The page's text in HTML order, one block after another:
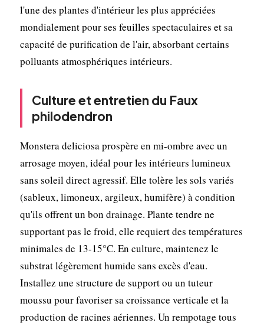
l'une des plantes d'intérieur les plus appréciées
mondialement pour ses feuilles spectaculaires et sa
capacité de purification de l'air, absorbant certains
polluants atmosphériques intérieurs.
Culture et entretien du Faux
philodendron
Monstera deliciosa prospère en mi-ombre avec un
arrosage moyen, idéal pour les intérieurs lumineux
sans soleil direct agressif. Elle tolère les sols variés
(sableux, limoneux, argileux, humifère) à condition
qu'ils offrent un bon drainage. Plante tendre ne
supportant pas le froid, elle requiert des températures
minimales de 13-15°C. En culture, maintenez le
substrat légèrement humide sans excès d'eau.
Installez une structure de support ou un tuteur
moussu pour favoriser sa croissance verticale et la
production de racines aériennes. Un rempotage tous